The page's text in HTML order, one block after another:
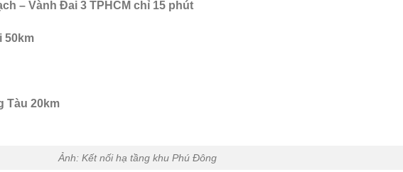
– Vành Đai 3 TPHCM chỉ 15 phút
50km
Tàu 20km
Ảnh: Kết nối hạ tầng khu Phú Đông